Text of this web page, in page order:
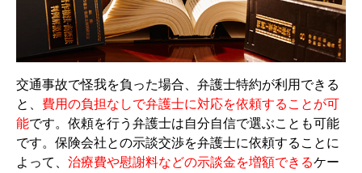
交通事故で怪我を負った場合、弁護士特約が利用できる
と、 費用の負担なしで弁護士に対応を依頼することが可
能です。依頼を行う弁護士は自分自信で選ぶことも可能
です。保険会社との示談交渉を弁護士に依頼することに
よって、 治療費や慰謝料などの示談金を増額できるケー